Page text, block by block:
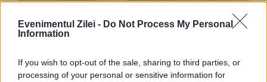
Evenimentul Zilei - Do Not Process My Personal
Information
If you wish to opt-out of the sale, sharing to third parties, or
processing of your personal or sensitive information for
MONDEN
britanică au această caracteristică. Fiica